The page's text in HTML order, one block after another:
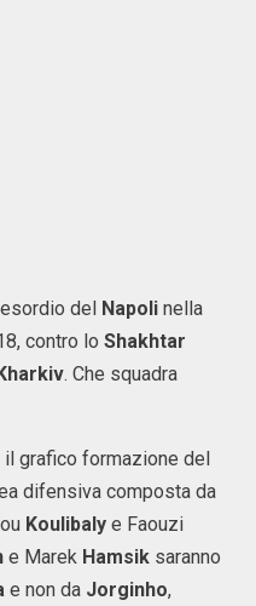
del Napoli nella
contro lo Shakhtar
. Che squadra
grafico formazione del
difensiva composta da
Koulibaly e Faouzi
e Marek Hamsik saranno
e non da Jorginho,